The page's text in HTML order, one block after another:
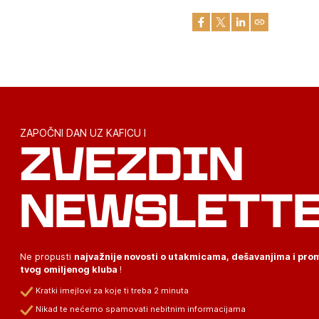
ZAPOČNI DAN UZ KAFICU I
ZVEZDIN
Ne propusti najvažnije novosti o utakmicama, dešavanjima i
tvog omiljenog kluba !
Kratki imejlovi za koje ti treba 2 minuta
Nikad te nećemo spamovati nebitnim informacijama